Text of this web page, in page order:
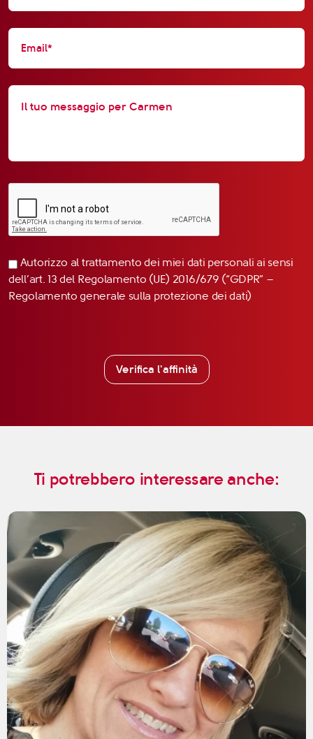
Autorizzo al trattamento dei miei dati personali ai sensi
dell’art. 13 del Regolamento (UE) 2016/679 (“GDPR” –
Regolamento generale sulla protezione dei dati)
Verifica l'affinità
Ti potrebbero interessare anche: